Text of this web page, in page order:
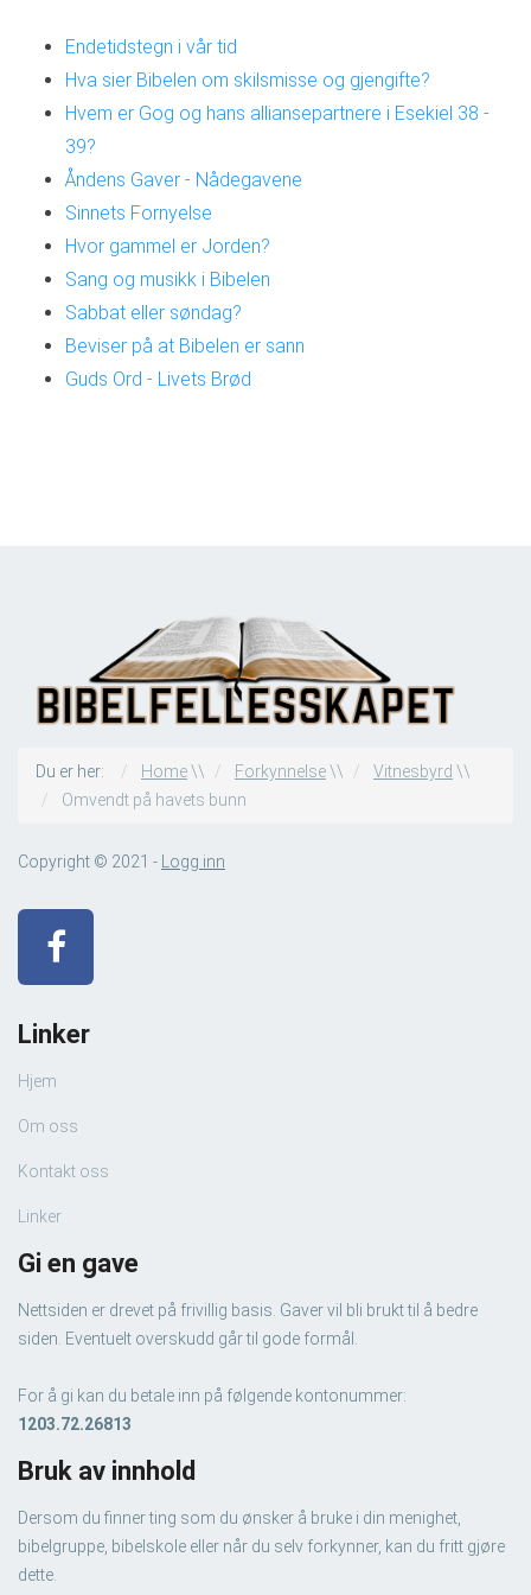
Endetidstegn i vår tid
Hva sier Bibelen om skilsmisse og gjengifte?
Hvem er Gog og hans alliansepartnere i Esekiel 38 -
39?
Åndens Gaver - Nådegavene
Sinnets Fornyelse
Hvor gammel er Jorden?
Sang og musikk i Bibelen
Sabbat eller søndag?
Beviser på at Bibelen er sann
Guds Ord - Livets Brød
Du er her: Home\\ Forkynnelse\\ Vitnesbyrd \\
Omvendt på havets bunn
Copyright © 2021 - Logg inn
Linker
Hjem
Om oss
Kontakt oss
Linker
Gi en gave
Nettsiden er drevet på frivillig basis. Gaver vil bli brukt til å bedre
siden. Eventuelt overskudd går til gode formål.
For å gi kan du betale inn på følgende kontonummer:
1203.72.26813
Bruk av innhold
Dersom du finner ting som du ønsker å bruke i din menighet,
bibelgruppe, bibelskole eller når du selv forkynner, kan du fritt gjøre
dette.